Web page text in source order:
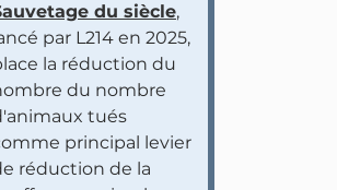
du siècle,
par L214 en 2025,
la réduction du
du nombre
tués
principal levier
réduction de la